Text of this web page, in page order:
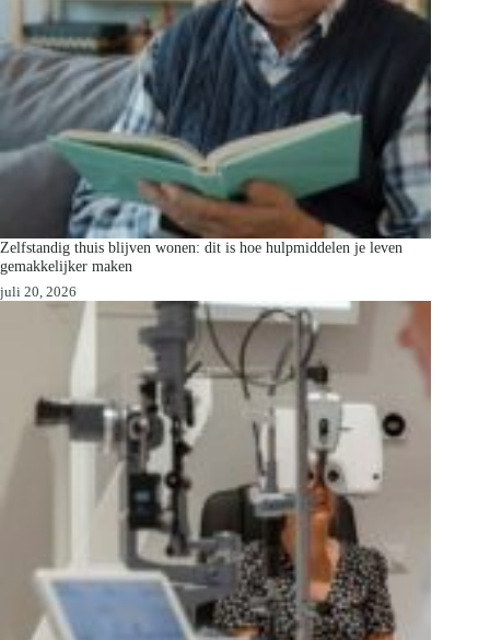
Zelfstandig thuis blijven wonen: dit is hoe hulpmiddelen je leven
gemakkelijker maken
juli 20, 2026